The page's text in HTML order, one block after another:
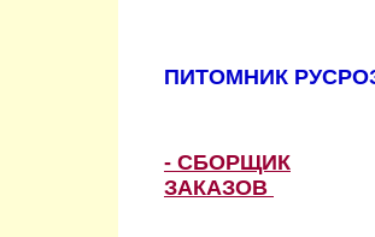
ПИТОМНИК
- СБОРЩИК
ЗАКАЗОВ